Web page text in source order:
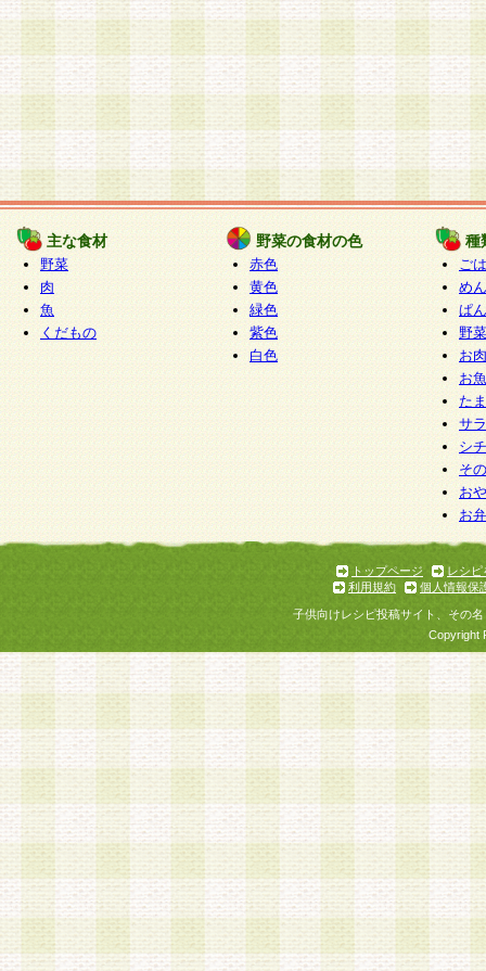
主な食材
野菜
肉
魚
くだもの
野菜の食材の色
赤色
黄色
緑色
紫色
白色
種
ご
めん
ぱん
野
お
お
た
サ
シ
そ
お
お
トップページ
レシピ
利用規約
個人情報保
子供向けレシピ投稿サイト、その
Copyright